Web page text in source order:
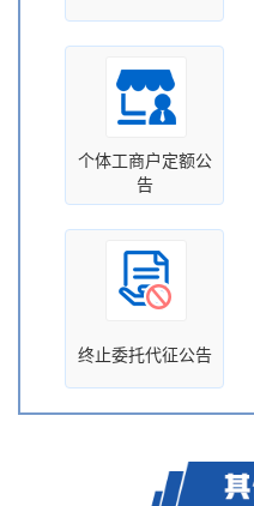
个体工商户定额公
告
终止委托代征公告